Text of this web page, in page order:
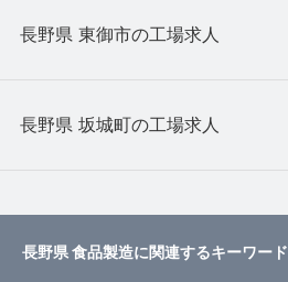
長野県 東御市の工場求人
長野県 坂城町の工場求人
長野県 食品製造に関連するキーワード